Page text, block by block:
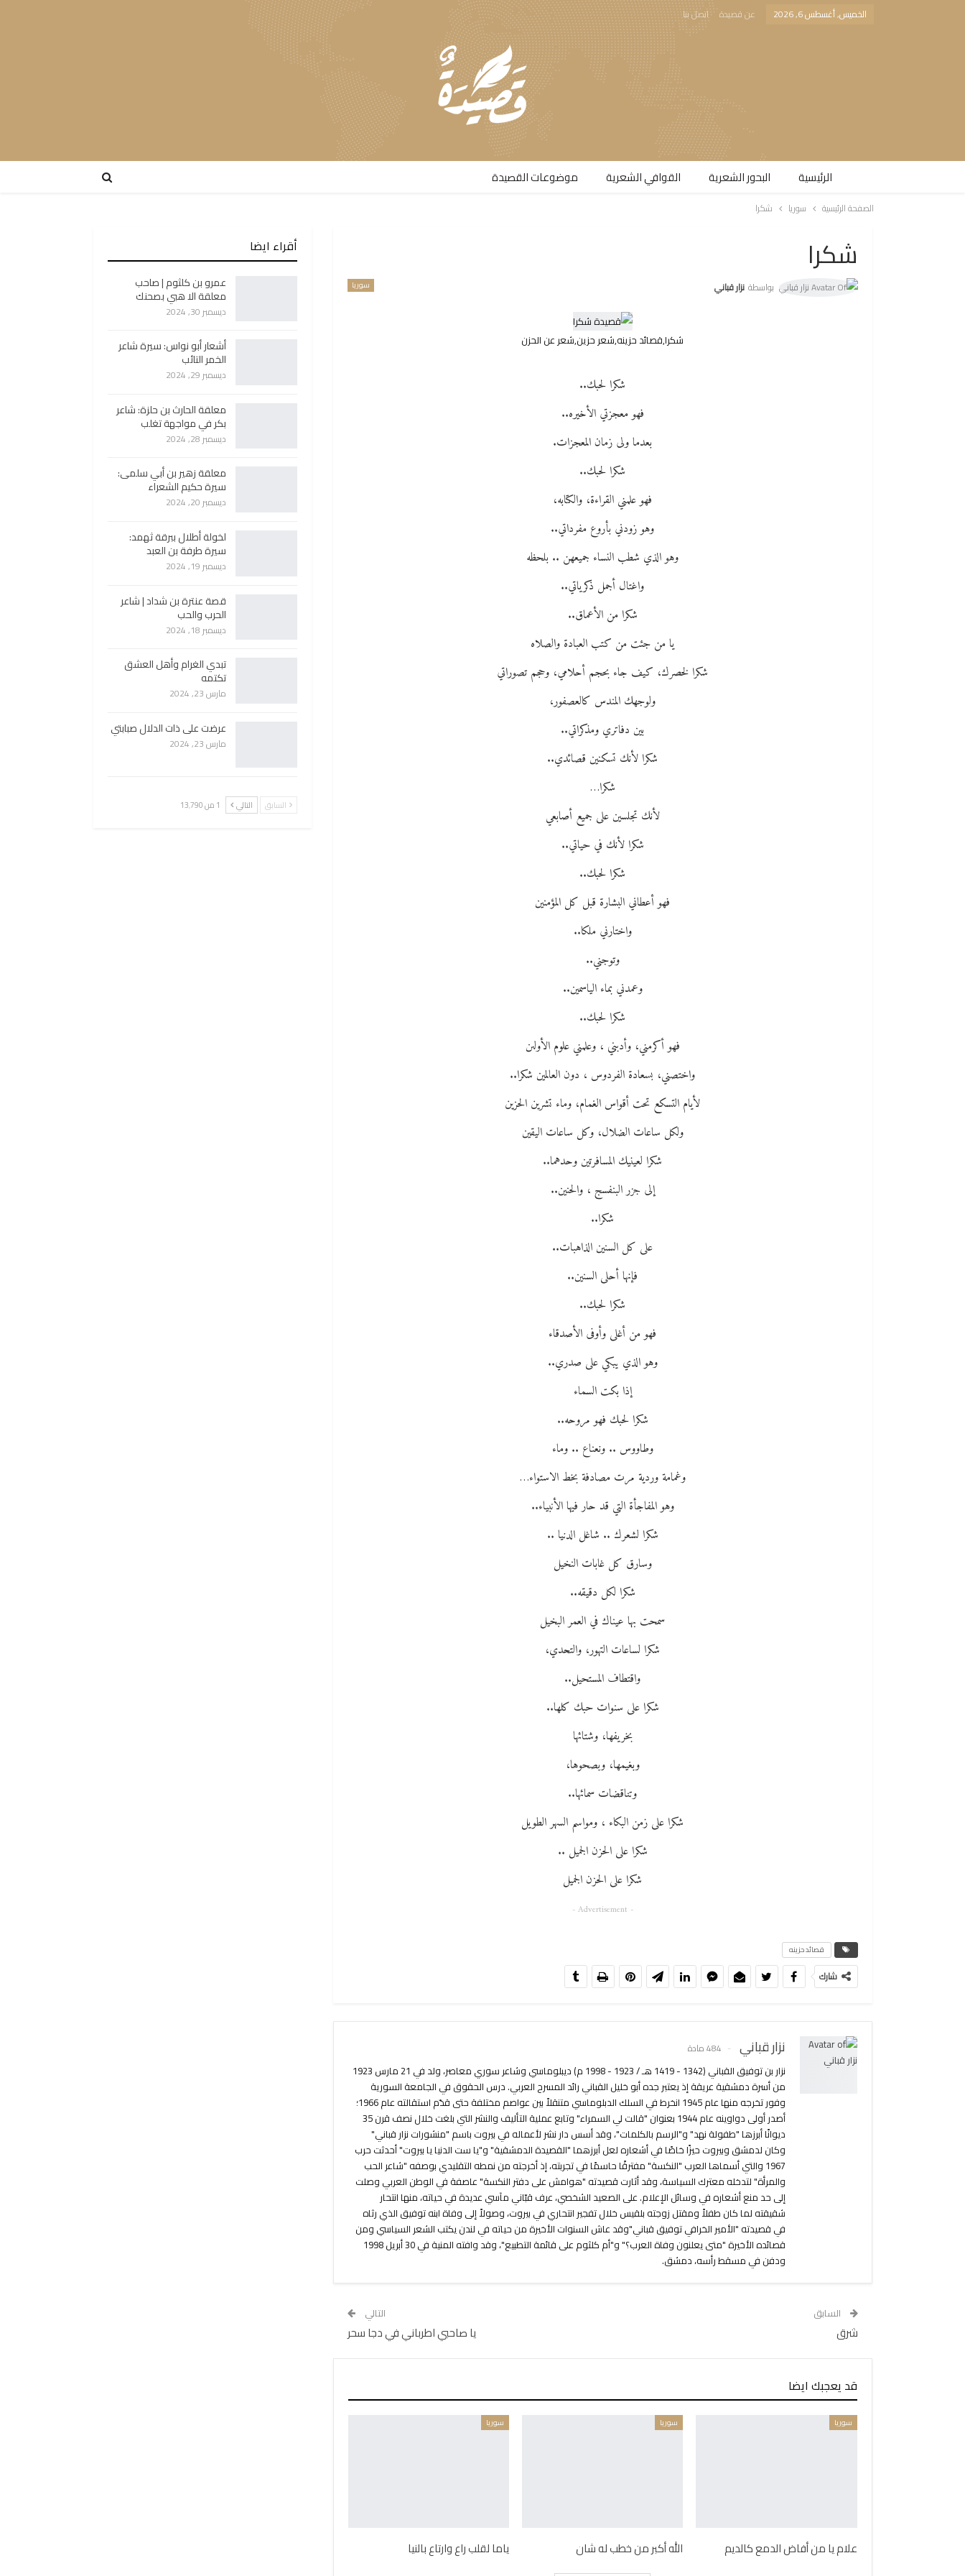
الخميس, أغسطس 6, 2026 عن قصيدة اتصل بنا
الرئيسية البحور الشعرية​ القوافي الشعرية​ موضوعات القصيدة​
الصفحة الرئيسية سوريا شكرا
شكرا
سوريا بواسطة نزار قباني
شكرا,قصائد حزينه,شعر حزين,شعر عن الحزن
شكرا لحبك..
فهو معجزتي الأخيره..
بعدما ولى زمان المعجزات.
شكرا لحبك..
فهو علمني القراءة، والكتابه،
وهو زودني بأروع مفرداتي..
وهو الذي شطب النساء جميعهن .. بلحظه
واغتال أجمل ذكرياتي..
شكرا من الأعماق..
يا من جئت من كتب العبادة والصلاه
شكرا لخصرك، كيف جاء بحجم أحلامي، وحجم تصوراتي
ولوجهك المندس كالعصفور،
بين دفاتري ومذكراتي..
شكرا لأنك تسكنين قصائدي..
شكرا…
لأنك تجلسين على جميع أصابعي
شكرا لأنك في حياتي..
شكرا لحبك..
فهو أعطاني البشارة قبل كل المؤمنين
واختارني ملكا..
وتوجني..
وعمدني بماء الياسمين..
شكرا لحبك..
فهو أكرمني، وأدبني ، وعلمني علوم الأولىن
واختصني، بسعادة الفردوس ، دون العالمين شكرا..
لأيام التسكع تحت أقواس الغمام، وماء تشرين الحزين
ولكل ساعات الضلال، وكل ساعات اليقين
شكرا لعينيك المسافرتين وحدهما..
إلى جزر البنفسج ، والحنين..
شكرا..
على كل السنين الذاهبات..
فإنها أحلى السنين..
شكرا لحبك..
فهو من أغلى وأوفى الأصدقاء
وهو الذي يبكي على صدري..
إذا بكت السماء
شكرا لحبك فهو مروحه..
وطاووس .. ونعناع .. وماء
وغمامة وردية مرت مصادفة بخط الاستواء…
وهو المفاجأة التي قد حار فيها الأنبياء..
شكرا لشعرك .. شاغل الدنيا ..
وسارق كل غابات النخيل
شكرا لكل دقيقه..
سمحت بها عيناك في العمر البخيل
شكرا لساعات التهور، والتحدي،
واقتطاف المستحيل..
شكرا على سنوات حبك كلها..
بخريفها، وشتائها
وبغيمها، وبصحوها،
وتناقضات سمائها..
شكرا على زمن البكاء ، ومواسم السهر الطويل
شكرا على الحزن الجميل ..
شكرا على الحزن الجميل
- Advertisement -
قصائد حزينه
شارك
نزار قباني 484 مادة
نزار بن توفيق القباني (1342 - 1419 هـ / 1923 - 1998 م) ديبلوماسي وشاعر سوري معاصر، ولد في 21 مارس 1923
من أسرة دمشقية عريقة إذ يعتبر جده أبو خليل القباني رائد المسرح العربي. درس الحقوق في الجامعة السورية
وفور تخرجه منها عام 1945 انخرط في السلك الدبلوماسي متنقلاً بين عواصم مختلفة حتى قدّم استقالته عام 1966؛
أصدر أولى دواوينه عام 1944 بعنوان "قالت لي السمراء" وتابع عملية التأليف والنشر التي بلغت خلال نصف قرن 35
ديوانًا أبرزها "طفولة نهد" و"الرسم بالكلمات"، وقد أسس دار نشر لأعماله في بيروت باسم "منشورات نزار قباني"
وكان لدمشق وبيروت حيزًا خاصًا في أشعاره لعل أبرزهما "القصيدة الدمشقية" و"يا ست الدنيا يا بيروت" أحدثت حرب
1967 والتي أسماها العرب "النكسة" مفترقًا حاسمًا في تجربته، إذ أخرجته من نمطه التقليدي بوصفه "شاعر الحب
والمرأة" لتدخله معترك السياسة، وقد أثارت قصيدته "هوامش على دفتر النكسة" عاصفة في الوطن العربي وصلت
إلى حد منع أشعاره في وسائل الإعلام. على الصعيد الشخصي، عرف قبّاني مآسي عديدة في حياته، منها انتحار
شقيقته لما كان طفلاً ومقتل زوجته بلقيس خلال تفجير انتحاري في بيروت، وصولاً إلى وفاة ابنه توفيق الذي رثاه
في قصيدته "الأمير الخرافي توفيق قباني"وقد عاش السنوات الأخيرة من حياته في لندن يكتب الشعر السياسي ومن
قصائده الأخيرة "متى يعلنون وفاة العرب؟" و"أم كلثوم على قائمة التطبيع"، وقد وافته المنية في 30 أبريل 1998
ودفن في مسقط رأسه، دمشق.
السابق
شرق
التالي
يا صاحبي اطرباني في دجا سحر
قد يعجبك ايضا
سوريا
علام يا من أفاض الدمع كالديم
سوريا
الله أكبر من خطب له شان
سوريا
ياما لقلب راع وارتاع بالنيا
أقراء ايضا
عمرو بن كلثوم | صاحب
معلقة الا هبي بصحنك
ديسمبر 30, 2024
أشعار أبو نواس: سيرة شاعر
الخمر التائب
ديسمبر 29, 2024
معلقة الحارث بن حلزة: شاعر
بكر في مواجهة تغلب
ديسمبر 28, 2024
معلقة زهير بن أبي سلمى:
سيرة حكيم الشعراء
ديسمبر 20, 2024
لخولة أطلال ببرقة ثهمد:
سيرة طرفة بن العبد
ديسمبر 19, 2024
قصة عنترة بن شداد | شاعر
الحرب والحب
ديسمبر 18, 2024
تبدي الغرام وأهل العشق
تكتمه
مارس 23, 2024
عرضت على ذات الدلال صبابتي
مارس 23, 2024
السابق التالي 1 من 13٬790